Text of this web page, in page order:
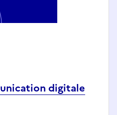
digitale